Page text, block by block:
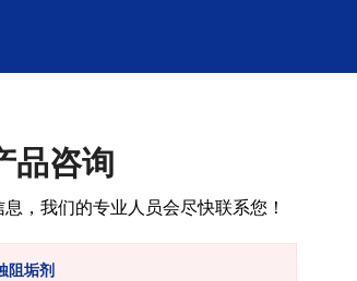
品咨询
，我们的专业人员会尽快联系您！
阻垢剂